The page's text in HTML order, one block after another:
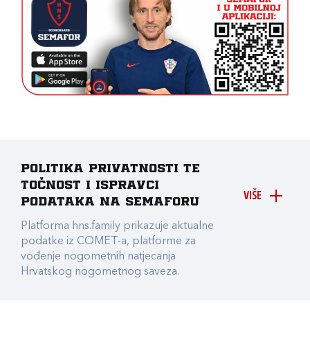
VIŠE
Politika privatnosti te
točnost i ispravci
podataka na Semaforu
Platforma hns.family prikazuje aktualne
podatke iz COMET-a, platforme za
vođenje nogometnih natjecanja
Hrvatskog nogometnog saveza.